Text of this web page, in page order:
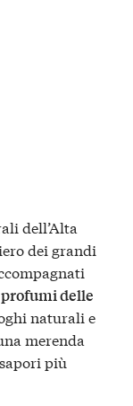
dell’Alta
dei grandi
delle
naturali e
merenda
più